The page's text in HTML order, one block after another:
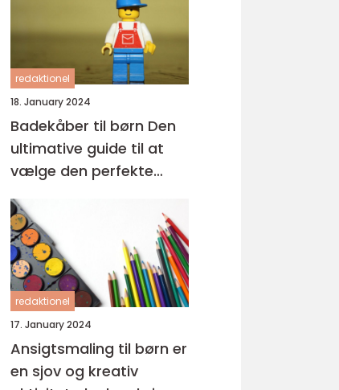
redaktionel
18. January 2024
Badekåber til børn Den
ultimative guide til at
vælge den perfekte
badekåbe
redaktionel
17. January 2024
Ansigtsmaling til børn er
en sjov og kreativ